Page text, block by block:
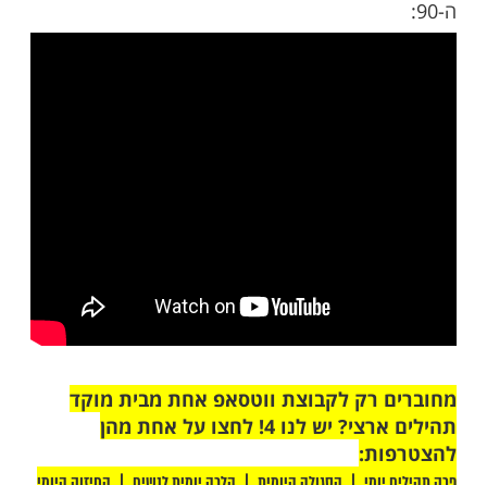
תשע"ב זכה הרב בפרס ישראל על מפעל
בתחומי הדת והמדינה, החינוך ומערכת
חלקי החברה השונים".
דרוקמן זצ"ל מדבר בעת הגיע ליום הולדתו